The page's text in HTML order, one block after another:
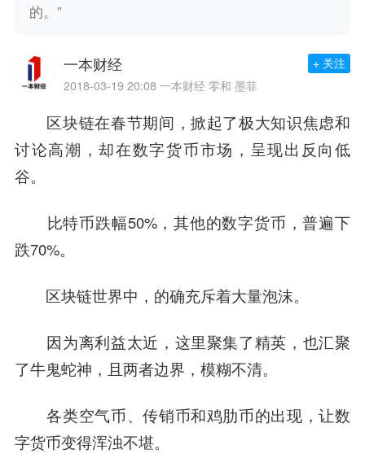
的。”
一本财经
2018-03-19 20:08 一本财经 零和 墨菲
+ 关注
区块链在春节期间，掀起了极大知识焦虑和
讨论高潮，却在数字货币市场，呈现出反向低
谷。
比特币跌幅50%，其他的数字货币，普遍下
跌70%。
区块链世界中，的确充斥着大量泡沫。
因为离利益太近，这里聚集了精英，也汇聚
了牛鬼蛇神，且两者边界，模糊不清。
各类空气币、传销币和鸡肋币的出现，让数
字货币变得浑浊不堪。